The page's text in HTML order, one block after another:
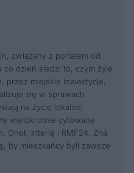
związany z portalem od
co dzień śledzi to, czym żyje
przez miejskie inwestycje,
się w sprawach
na życie lokalnej
wielokrotnie cytowane
Onet, Interię i RMF24. Zna
by mieszkańcy byli zawsze